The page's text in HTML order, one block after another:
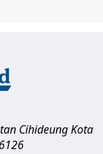
CihideungKota